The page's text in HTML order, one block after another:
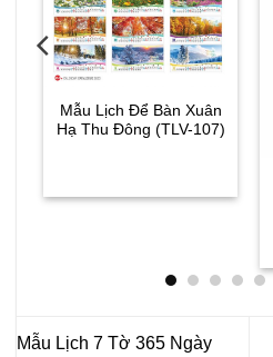
Mẫu Lịch Để Bàn Xuân
Hạ Thu Đông (TLV-107)
Mẫu Lịch 7 Tờ 365 Ngày